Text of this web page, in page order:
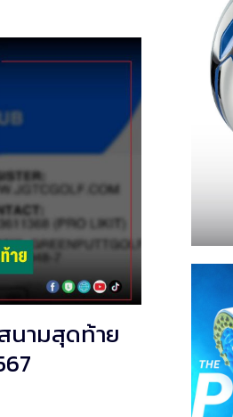
นามสุดท้าย